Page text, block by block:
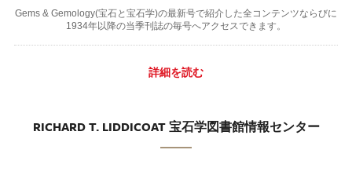
Gems & Gemology(宝石と宝石学)の最新号で紹介した全コンテンツならびに
1934年以降の当季刊誌の毎号へアクセスできます。
詳細を読む
RICHARD T. LIDDICOAT 宝石学図書館情報センター